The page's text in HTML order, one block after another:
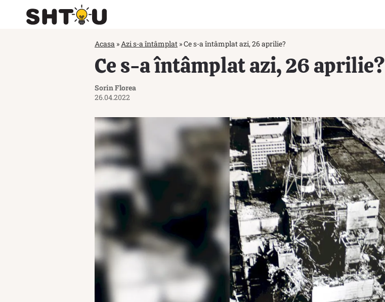
Acasa »Azi s-a întâmplat »Ce s-a întâmplat azi, 26 aprilie?
Ce s-a întâmplat azi, 26 aprilie?
Sorin Florea
26.04.2022